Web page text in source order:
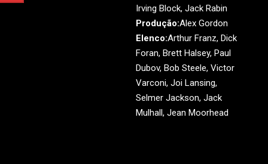
Irving Block, Jack Rabin
Produção:Alex Gordon
Elenco:Arthur Franz, Dick
Foran, Brett Halsey, Paul
Dubov, Bob Steele, Victor
Varconi, Joi Lansing,
Selmer Jackson, Jack
Mulhall, Jean Moorhead